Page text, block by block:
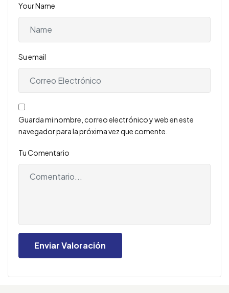
Your Name
Su email
Guarda mi nombre, correo electrónico y web en este
navegador para la próxima vez que comente.
Tu Comentario